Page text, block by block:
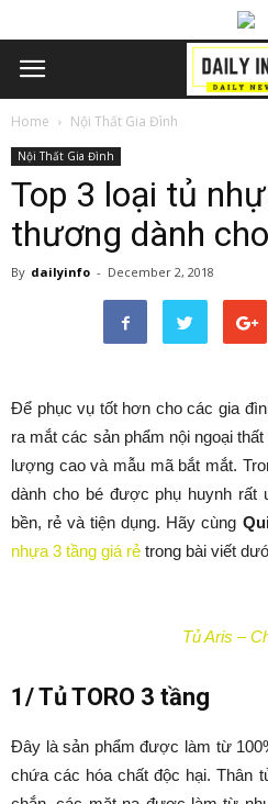
Home Nội Thất Gia Đình
Nội Thất Gia Đình
Top 3 loại tủ
thương dành
By dailyinfo - December 2, 2018
Để phục vụ tốt hơn cho các gia
ra mắt các sản phẩm nội ngoại
lượng cao và mẫu mã bắt mắt.
dành cho bé được phụ huynh rất
bền, rẻ và tiện dụng. Hãy cùng
nhựa 3 tầng giá rẻ trong bài viết
Tủ Aris –
1/ Tủ TORO 3 tầng
Đây là sản phẩm được làm từ
chứa các hóa chất độc hại. Thân